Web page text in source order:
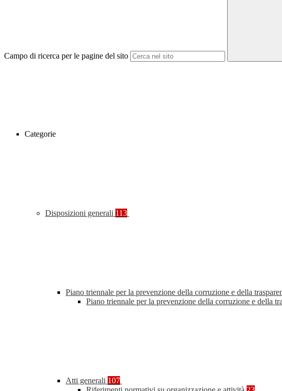
Campo di ricerca per le pagine del sito
Categorie
Disposizioni generali 113
Piano triennale per la prevenzione della corruzione e della
Piano triennale per la prevenzione della corruzione e della
Atti generali 107